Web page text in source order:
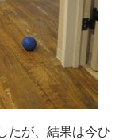
たが、結果は今ひ